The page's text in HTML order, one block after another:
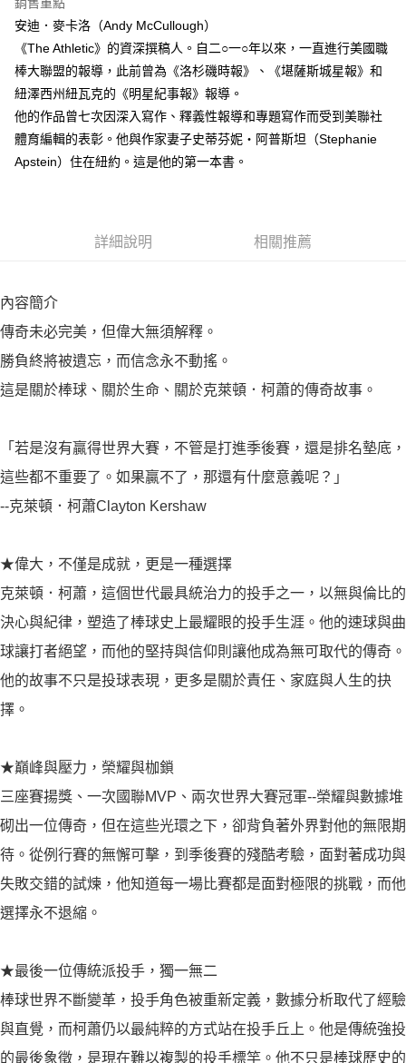
安迪．麥卡洛（Andy McCullough）
《The Athletic》的資深撰稿人。自二○一○年以來，一直進行美國職
棒大聯盟的報導，此前曾為《洛杉磯時報》、《堪薩斯城星報》和
紐澤西州紐瓦克的《明星紀事報》報導。
他的作品曾七次因深入寫作、釋義性報導和專題寫作而受到美聯社
體育編輯的表彰。他與作家妻子史蒂芬妮‧阿普斯坦（Stephanie
Apstein）住在紐約。這是他的第一本書。
詳細說明 相關推薦
內容簡介
傳奇未必完美，但偉大無須解釋。
勝負終將被遺忘，而信念永不動搖。
這是關於棒球、關於生命、關於克萊頓．柯蕭的傳奇故事。
「若是沒有贏得世界大賽，不管是打進季後賽，還是排名墊底，
這些都不重要了。如果贏不了，那還有什麼意義呢？」
--克萊頓．柯蕭Clayton Kershaw
★偉大，不僅是成就，更是一種選擇
克萊頓．柯蕭，這個世代最具統治力的投手之一，以無與倫比的
決心與紀律，塑造了棒球史上最耀眼的投手生涯。他的速球與曲
球讓打者絕望，而他的堅持與信仰則讓他成為無可取代的傳奇。
他的故事不只是投球表現，更多是關於責任、家庭與人生的抉
擇。
★巔峰與壓力，榮耀與枷鎖
三座賽揚獎、一次國聯MVP、兩次世界大賽冠軍--榮耀與數據堆
砌出一位傳奇，但在這些光環之下，卻背負著外界對他的無限期
待。從例行賽的無懈可擊，到季後賽的殘酷考驗，面對著成功與
失敗交錯的試煉，他知道每一場比賽都是面對極限的挑戰，而他
選擇永不退縮。
★最後一位傳統派投手，獨一無二
棒球世界不斷變革，投手角色被重新定義，數據分析取代了經驗
與直覺，而柯蕭仍以最純粹的方式站在投手丘上。他是傳統強投
的最後象徵，是現在難以複製的投手標竿。他不只是棒球歷史的